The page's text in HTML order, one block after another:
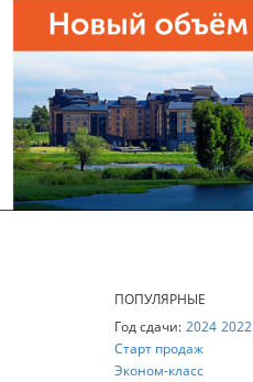
ПОПУЛЯРНЫЕ
Год сдачи: 2024 2022
Старт продаж
Эконом-класс